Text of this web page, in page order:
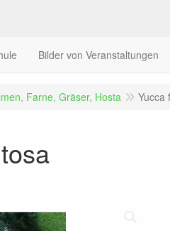
Bilder von Veranstaltungen
Farne, Gräser, Hosta Yucca